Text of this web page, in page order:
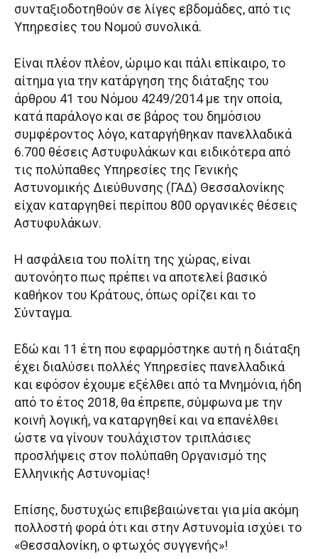
συνταξιοδοτηθούν σε λίγες εβδομάδες, από τις
Υπηρεσίες του Νομού συνολικά.
Είναι πλέον πλέον, ώριμο και πάλι επίκαιρο, το
αίτημα για την κατάργηση της διάταξης του
άρθρου 41 του Νόμου 4249/2014 με την οποία,
κατά παράλογο και σε βάρος του δημόσιου
συμφέροντος λόγο, καταργήθηκαν πανελλαδικά
6.700 θέσεις Αστυφυλάκων και ειδικότερα από
τις πολύπαθες Υπηρεσίες της Γενικής
Αστυνομικής Διεύθυνσης (ΓΑΔ) Θεσσαλονίκης
είχαν καταργηθεί περίπου 800 οργανικές θέσεις
Αστυφυλάκων.
Η ασφάλεια του πολίτη της χώρας, είναι
αυτονόητο πως πρέπει να αποτελεί βασικό
καθήκον του Κράτους, όπως ορίζει και το
Σύνταγμα.
Εδώ και 11 έτη που εφαρμόστηκε αυτή η διάταξη
έχει διαλύσει πολλές Υπηρεσίες πανελλαδικά
και εφόσον έχουμε εξέλθει από τα Μνημόνια, ήδη
από το έτος 2018, θα έπρεπε, σύμφωνα με την
κοινή λογική, να καταργηθεί και να επανέλθει
ώστε να γίνουν τουλάχιστον τριπλάσιες
προσλήψεις στον πολύπαθη Οργανισμό της
Ελληνικής Αστυνομίας!
Επίσης, δυστυχώς επιβεβαιώνεται για μία ακόμη
πολλοστή φορά ότι και στην Αστυνομία ισχύει το
«Θεσσαλονίκη, ο φτωχός συγγενής»!